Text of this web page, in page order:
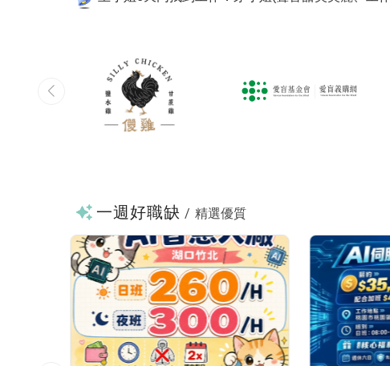
一週好職缺 / 精選優質